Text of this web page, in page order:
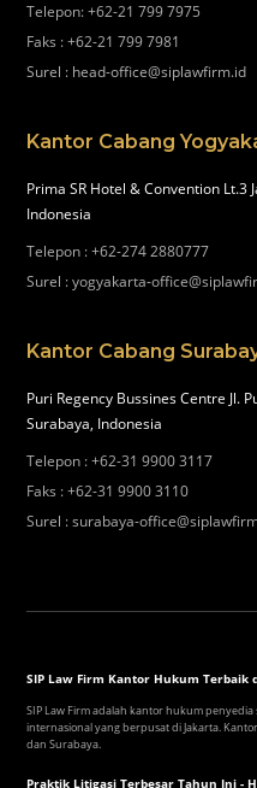
Telepon:+62-21 799 7975
Faks :+62-21 799 7981
Surel : head-office@siplawfirm.id
Kantor Cabang
Prima SR Hotel & Convention Lt.3
Indonesia
Telepon :+62-274 2880777
Surel :yogyakarta-
Kantor Cabang
Puri Regency Bussines Centre Jl.
Surabaya, Indonesia
Telepon :+62-31 9900 3117
Faks :+62-31 9900 3110
Surel :surabaya-
SIP Law Firm Kantor Hukum Terbaik
SIP Law Firm adalah kantor hukum
internasional yang berpusat di Jakarta.
dan Surabaya.
Praktik Litigasi Terbesar Tahun Ini -